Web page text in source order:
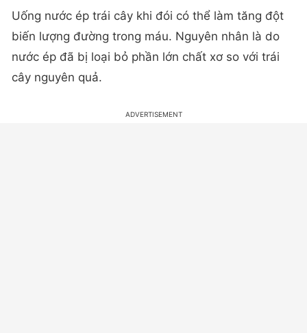
Uống nước ép trái cây khi đói có thể làm tăng đột
biến lượng đường trong máu. Nguyên nhân là do
nước ép đã bị loại bỏ phần lớn chất xơ so với trái
cây nguyên quả.